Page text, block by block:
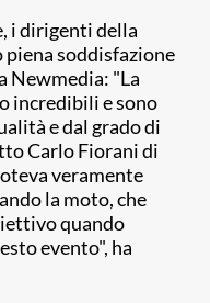
i dirigenti della
piena soddisfazione
Newmedia: "La
incredibili e sono
e dal grado di
Carlo Fiorani di
veramente
la moto, che
quando
evento", ha